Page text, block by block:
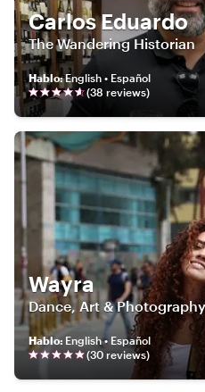
Carlos Eduardo
The Wandering Historian
Hablo:English • Español
(38 reviews)
Wayra
Dance, Art &
Hablo: English • Español
(30 reviews)